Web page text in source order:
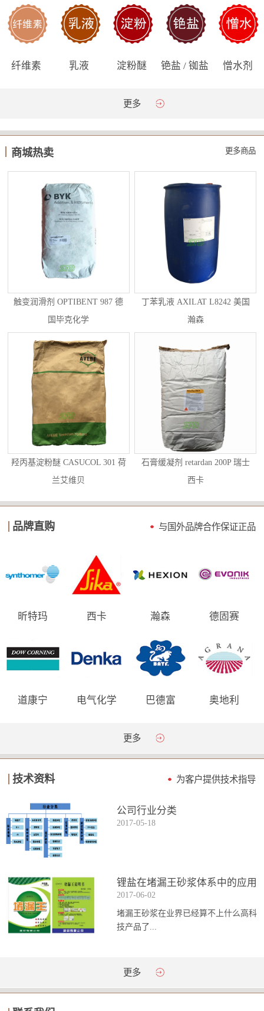
纤维素 乳液 淀粉醚 铯盐 / 铷盐 憎水剂
更多
商城热卖 更多商品
触变润滑剂 OPTIBENT 987 德
国毕克化学
丁苯乳液 AXILAT L8242 美国
瀚森
羟丙基淀粉醚 CASUCOL 301 荷
兰艾维贝
石膏缓凝剂 retardan 200P 瑞士
西卡
品牌直购 与国外品牌合作保证正品
昕特玛 西卡 瀚森 德固赛
道康宁 电气化学 巴德富 奥地利
更多
技术资料 为客户提供技术指导
公司行业分类
2017-05-18
锂盐在堵漏王砂浆体系中的应用
2017-06-02
堵漏王砂浆在业界已经算不上什么高科
技产品了...
。简单来说它就是一种能够迅速凝固的
通砂浆的强...
更多